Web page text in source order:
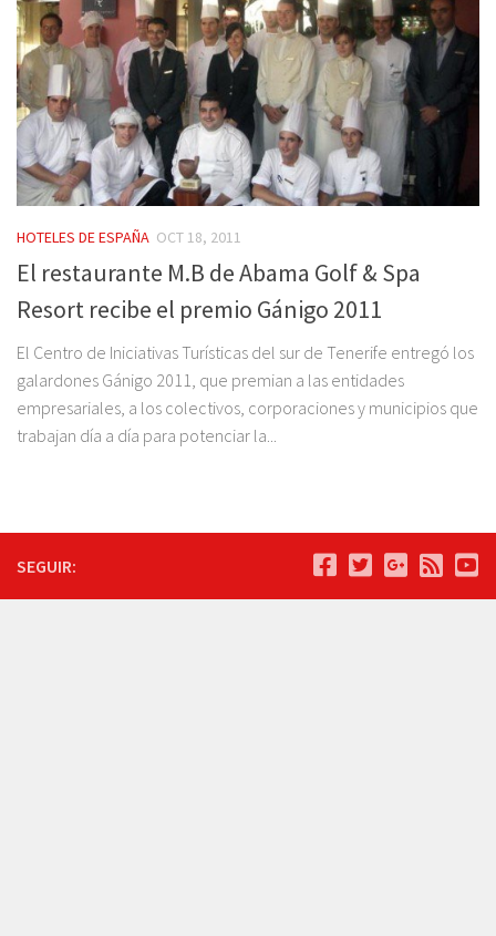
HOTELES DE ESPAÑA OCT 18, 2011
El restaurante M.B de Abama Golf & Spa
Resort recibe el premio Gánigo 2011
El Centro de Iniciativas Turísticas del sur de Tenerife entregó los
galardones Gánigo 2011, que premian a las entidades
empresariales, a los colectivos, corporaciones y municipios que
trabajan día a día para potenciar la...
SEGUIR: